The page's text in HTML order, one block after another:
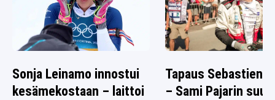
Sonja Leinamo innostui
kesämekostaan – laittoi
Tapaus Sebastien
– Sami Pajarin